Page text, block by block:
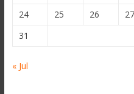
24
25 26 27
31
« Jul